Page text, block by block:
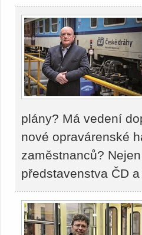
plány? Má vedení
nové opravárenské
zaměstnanců?
představenstva ČD